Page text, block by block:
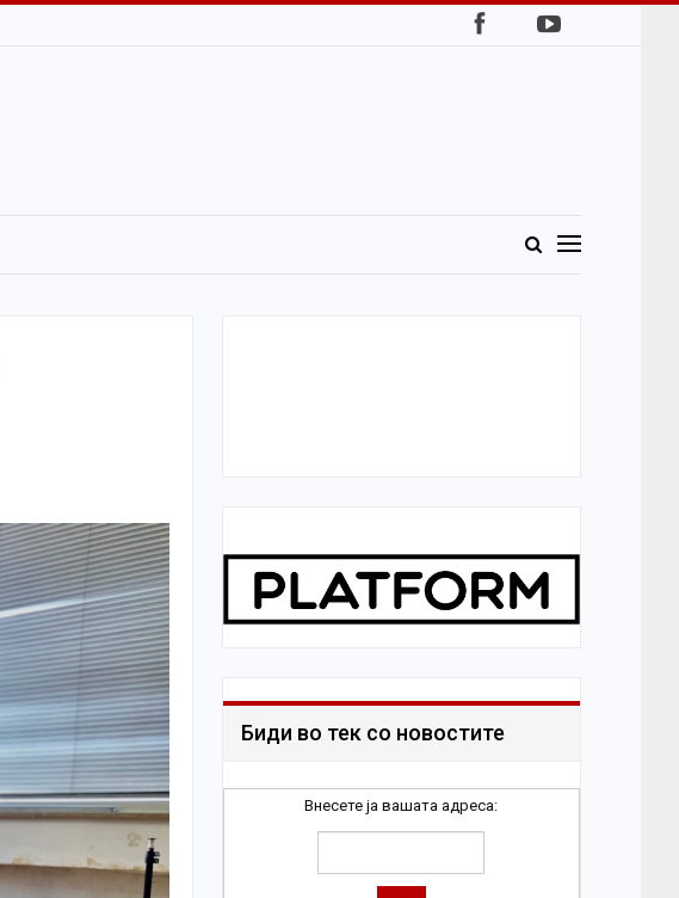
Биди во тек со новостите
Внесете ја вашата адреса: